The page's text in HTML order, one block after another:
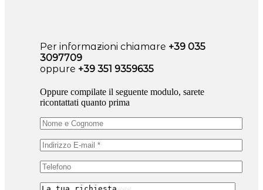
Per informazioni chiamare +39 035
3097709
oppure +39 351 9359635
Oppure compilate il seguente modulo, sarete
ricontattati quanto prima